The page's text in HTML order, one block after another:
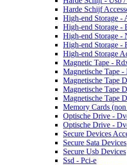
Harde Schijf
High-end Storage -
High-end Storage -
High-end Storage -
High-end Storage -
High-end Storage
Magnetic Tape -
Magnetische Tape -
Magnetische Tape
Magnetische Tape
Magnetische Tape
Memory Cards
Optische Drive -
Optische Drive -
Secure Devices
Secure Sata Devices
Secure Usb Devices
Ssd - Pci-e